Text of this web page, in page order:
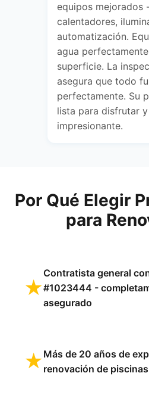
equipos mejorados
calentadores,
automatización.
agua
superficie. La
asegura que todo
perfectamente. Su
lista para disfrutar
impresionante.
Por Qué Elegir
para
★
Contratista general
#1023444 -
asegurado
★ Más de 20 años de
renovación de